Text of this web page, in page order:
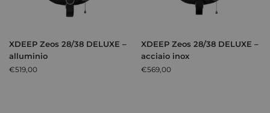
XDEEP Zeos 28/38 DELUXE –
alluminio
€519,00
XDEEP Zeos 28/38 DELUXE –
acciaio inox
€569,00